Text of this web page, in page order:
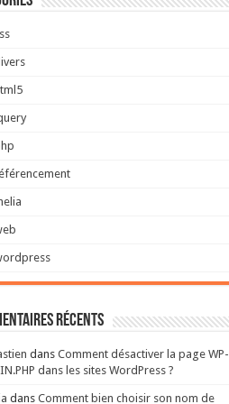
récents
dans Comment désactiver la page WP-
dans les sites WordPress ?
dans Comment bien choisir son nom de